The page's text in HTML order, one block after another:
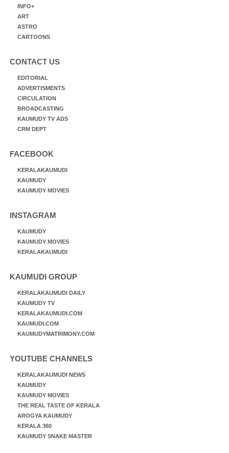
INFO+
ART
ASTRO
CARTOONS
CONTACT US
EDITORIAL
ADVERTISMENTS
CIRCULATION
BROADCASTING
KAUMUDY TV ADS
CRM DEPT
FACEBOOK
KERALAKAUMUDI
KAUMUDY
KAUMUDY MOVIES
INSTAGRAM
KAUMUDY
KAUMUDY MOVIES
KERALAKAUMUDI
KAUMUDI GROUP
KERALAKAUMUDI DAILY
KAUMUDY TV
KERALAKAUMUDI.COM
KAUMUDI.COM
KAUMUDYMATRIMONY.COM
YOUTUBE CHANNELS
KERALAKAUMUDI NEWS
KAUMUDY
KAUMUDY MOVIES
THE REAL TASTE OF KERALA
AROGYA KAUMUDY
KERALA 360
KAUMUDY SNAKE MASTER